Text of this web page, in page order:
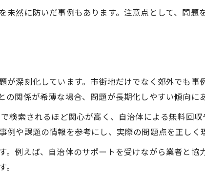
額請求を避けるごみ屋敷片付けの注意点
然に防いだ事例もあります。注意点として、問題
深刻化しています。市街地だけでなく郊外でも事
関係が希薄な場合、問題が長期化しやすい傾向にあ
検索されるほど関心が高く、自治体による無料回収
や課題の情報を参考にし、実際の問題点を正しく
例えば、自治体のサポートを受けながら業者と協